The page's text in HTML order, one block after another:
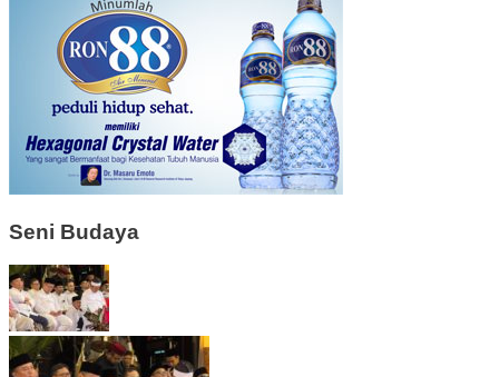
Seni Budaya